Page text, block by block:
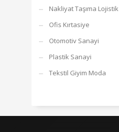
Nakliyat Taşıma Lojistik
Ofis Kırtasiye
Otomotiv Sanayi
Plastik Sanayi
Tekstil Giyim Moda